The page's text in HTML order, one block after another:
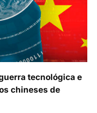
tecnológica e
chineses de